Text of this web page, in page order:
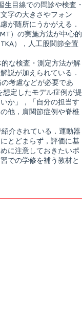
目線での問診や検査・
字の大きさやフォン
が随所にうかがえる．
）の実施方法が中心的
），人工股関節全置
な検査・測定方法が解
説が加えられている．
考慮などが必要であ
想定したモデル症例が提
か」，「自分の担当す
他，肩関節症例や脊椎
介されている．運動器
とどまらず，評価に基
に注意しておきたいポ
での学修を補う教材と